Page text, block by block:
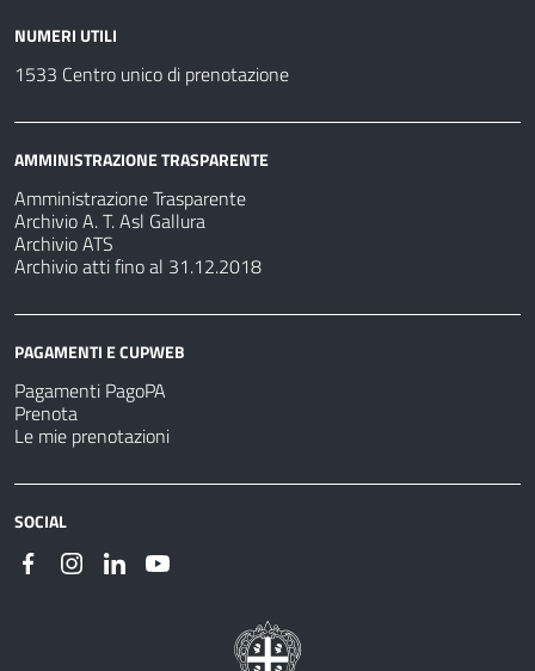
NUMERI UTILI
1533 Centro unico di prenotazione
AMMINISTRAZIONE TRASPARENTE
Amministrazione Trasparente
Archivio A. T. Asl Gallura
Archivio ATS
Archivio atti fino al 31.12.2018
PAGAMENTI E CUPWEB
Pagamenti PagoPA
Prenota
Le mie prenotazioni
SOCIAL